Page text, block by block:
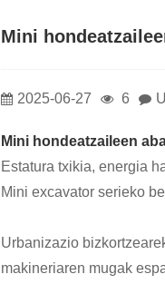
Mini
2025-06-27 6
Mini hondeatzaileen
Estatura txikia, energia
Mini excavator serieko
Urbanizazio
makineriaren mugak